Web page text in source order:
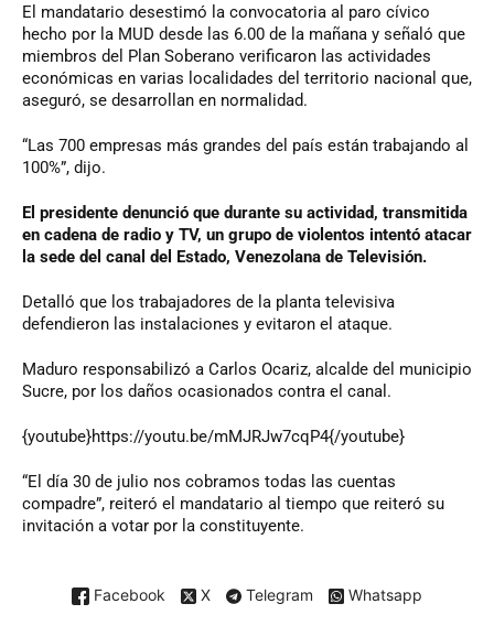
El mandatario desestimó la convocatoria al paro cívico
hecho por la MUD desde las 6.00 de la mañana y señaló que
miembros del Plan Soberano verificaron las actividades
económicas en varias localidades del territorio nacional que,
aseguró, se desarrollan en normalidad.
“Las 700 empresas más grandes del país están trabajando al
100%”, dijo.
El presidente denunció que durante su actividad, transmitida
en cadena de radio y TV, un grupo de violentos intentó atacar
la sede del canal del Estado, Venezolana de Televisión.
Detalló que los trabajadores de la planta televisiva
defendieron las instalaciones y evitaron el ataque.
Maduro responsabilizó a Carlos Ocariz, alcalde del municipio
Sucre, por los daños ocasionados contra el canal.
{youtube}https://youtu.be/mMJRJw7cqP4{/youtube}
“El día 30 de julio nos cobramos todas las cuentas
compadre”, reiteró el mandatario al tiempo que reiteró su
invitación a votar por la constituyente.
Facebook X Telegram Whatsapp